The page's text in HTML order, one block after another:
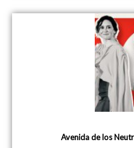
Avenida de los